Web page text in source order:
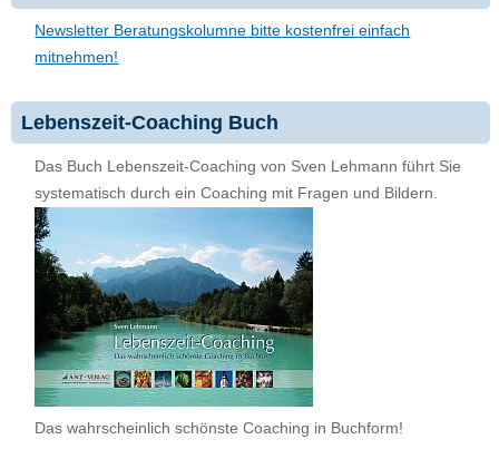
Newsletter Beratungskolumne bitte kostenfrei einfach
mitnehmen!
Lebenszeit-Coaching Buch
Das Buch Lebenszeit-Coaching von Sven Lehmann führt Sie
systematisch durch ein Coaching mit Fragen und Bildern.
Das wahrscheinlich schönste Coaching in Buchform!